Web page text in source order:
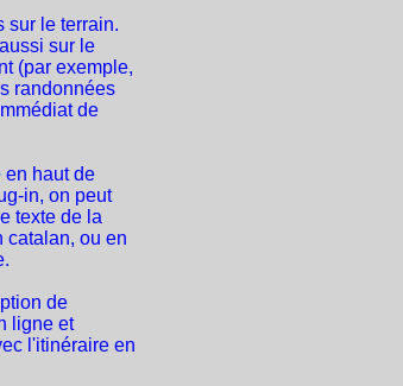
sur le terrain.
sur le
(par exemple,
randonnées
de
en haut de
in, on peut
texte de la
catalan, ou en
de
ligne et
l'itinéraire en